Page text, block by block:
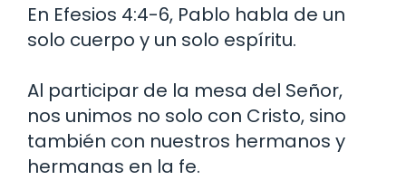
En Efesios 4:4-6, Pablo habla de un
solo cuerpo y un solo espíritu.
Al participar de la mesa del Señor,
nos unimos no solo con Cristo, sino
también con nuestros hermanos y
hermanas en la fe.